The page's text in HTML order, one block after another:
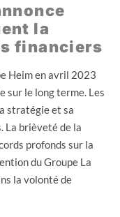
la
financiers
Heim en avril 2023
sur le long terme. Les
stratégie et sa
La brièveté de la
profonds sur la
du Groupe La
la volonté de